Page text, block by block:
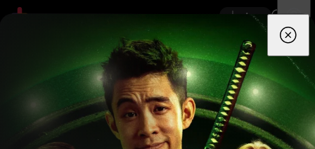
App
Děti Zprávy Novinky Živě